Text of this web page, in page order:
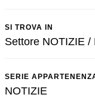
SI TROVA IN
Settore NOTIZIE /
SERIE
NOTIZIE